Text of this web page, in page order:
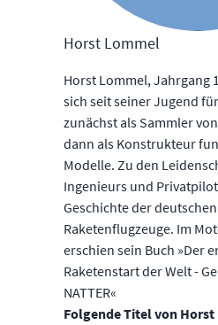
Horst Lommel
Horst Lommel, Jahrgang
sich seit seiner Jugend
zunächst als Sammler
dann als Konstrukteur
Modelle. Zu den
Ingenieurs und
Geschichte der
Raketenflugzeuge. Im
erschien sein Buch »Der
Raketenstart der Welt -
NATTER«
Folgende Titel von